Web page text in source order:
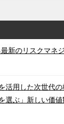
新のリスクマネ
活用した次世代
選ぶ」新しい価